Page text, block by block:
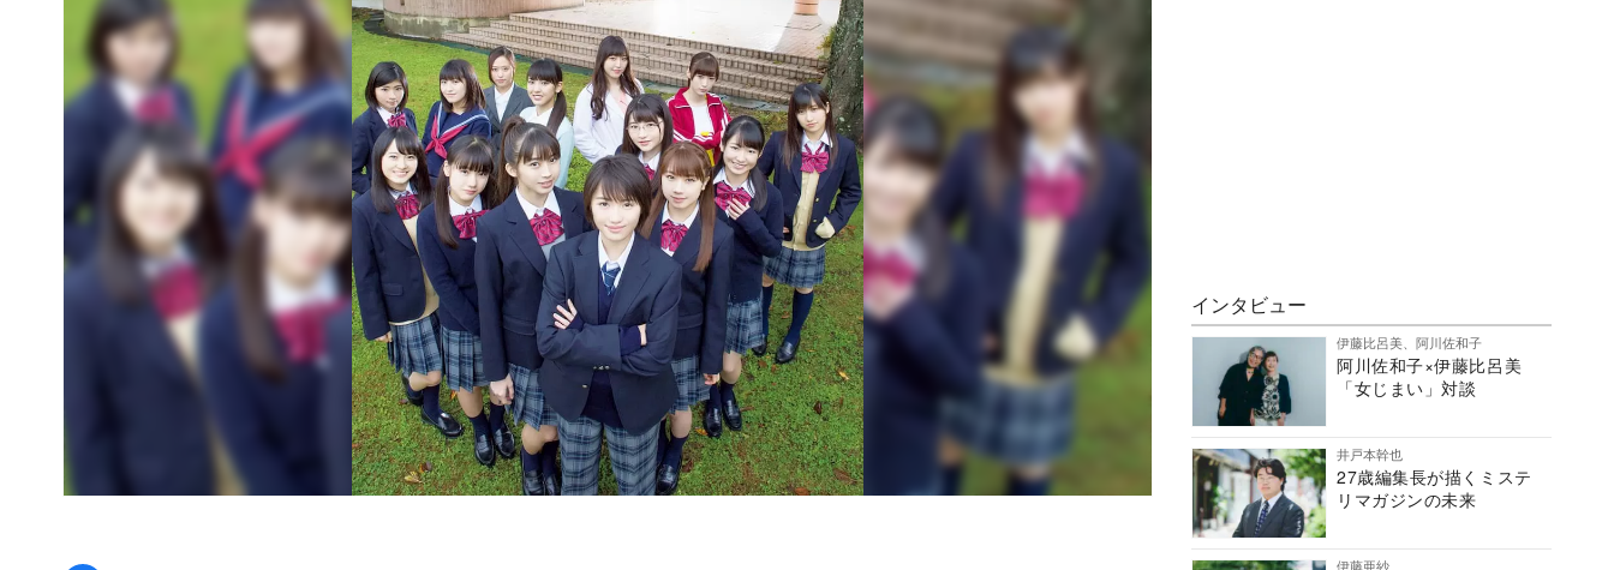
インタビュー
伊藤比呂美、阿川佐和子
阿川佐和子×伊藤比呂美
「女じまい」対談
井戸本幹也
27歳編集長が描くミステ
リマガジンの未来
伊藤亜紗